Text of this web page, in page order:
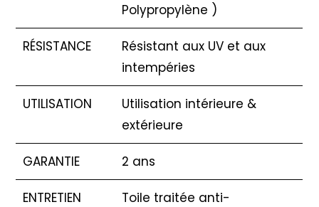
Polypropylène )
RÉSISTANCE
Résistant aux UV et aux
intempéries
UTILISATION
Utilisation intérieure &
extérieure
GARANTIE 2 ans
ENTRETIEN
Toile traitée anti-